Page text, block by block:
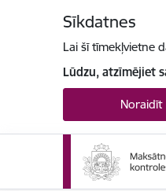
Sīkdatnes
Lai šī tīmekļvietne
Lūdzu, atzīmējiet
Noraidīt